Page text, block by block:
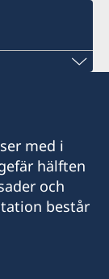
med i
hälften
och
består